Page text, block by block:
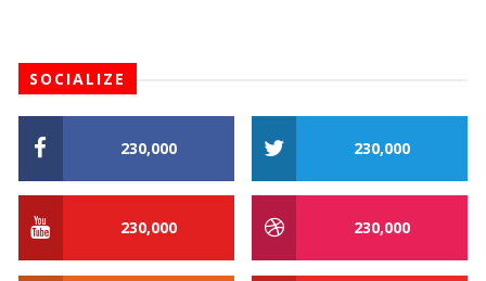
SOCIALIZE
230,000 230,000
230,000 230,000